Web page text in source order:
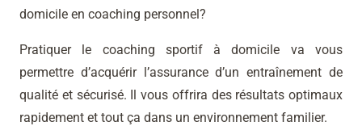
domicile en coaching personnel?
Pratiquer le coaching sportif à domicile va vous
permettre d’acquérir l’assurance d’un entraînement de
qualité et sécurisé. Il vous offrira des résultats optimaux
rapidement et tout ça dans un environnement familier.